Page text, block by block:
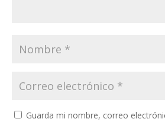
Guarda mi nombre, correo